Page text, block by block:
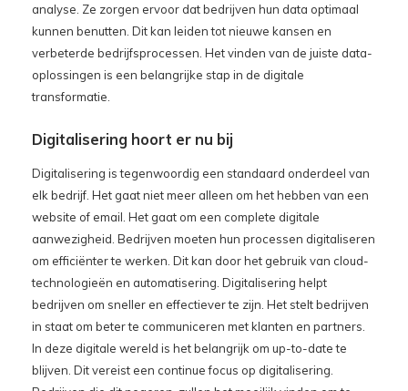
analyse. Ze zorgen ervoor dat bedrijven hun data optimaal
kunnen benutten. Dit kan leiden tot nieuwe kansen en
verbeterde bedrijfsprocessen. Het vinden van de juiste data-
oplossingen is een belangrijke stap in de digitale
transformatie.
Digitalisering hoort er nu bij
Digitalisering is tegenwoordig een standaard onderdeel van
elk bedrijf. Het gaat niet meer alleen om het hebben van een
website of email. Het gaat om een complete digitale
aanwezigheid. Bedrijven moeten hun processen digitaliseren
om efficiënter te werken. Dit kan door het gebruik van cloud-
technologieën en automatisering. Digitalisering helpt
bedrijven om sneller en effectiever te zijn. Het stelt bedrijven
in staat om beter te communiceren met klanten en partners.
In deze digitale wereld is het belangrijk om up-to-date te
blijven. Dit vereist een continue focus op digitalisering.